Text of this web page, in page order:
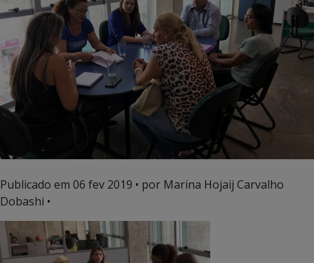
Publicado em 06 fev 2019 • por Marina Hojaij Carvalho
Dobashi •